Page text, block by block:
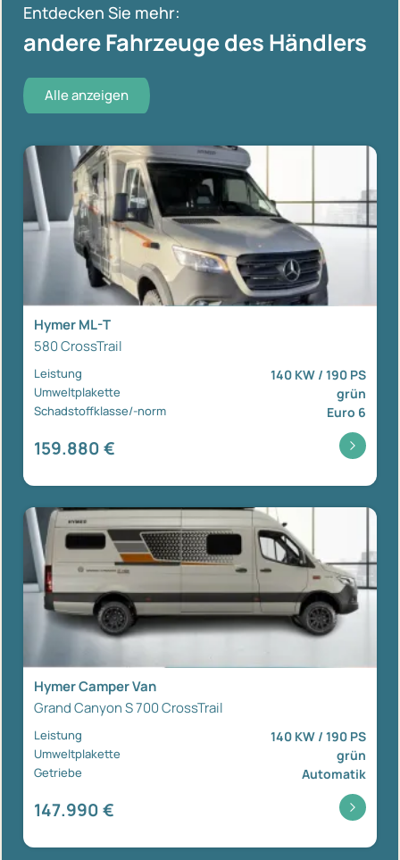
Entdecken Sie mehr:
andere Fahrzeuge des Händlers
Alle anzeigen
Hymer ML-T
580 CrossTrail
Leistung 140 KW / 190 PS
Umweltplakette grün
Schadstoffklasse/-norm Euro 6
159.880 €
Hymer Camper Van
Grand Canyon S 700 CrossTrail
Leistung 140 KW / 190 PS
Umweltplakette grün
Getriebe Automatik
147.990 €